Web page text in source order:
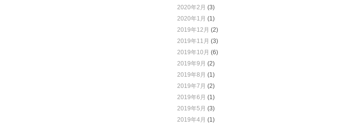
2020年2月 (3)
2020年1月 (1)
2019年12月 (2)
2019年11月 (3)
2019年10月 (6)
2019年9月 (2)
2019年8月 (1)
2019年7月 (2)
2019年6月 (1)
2019年5月 (3)
2019年4月 (1)